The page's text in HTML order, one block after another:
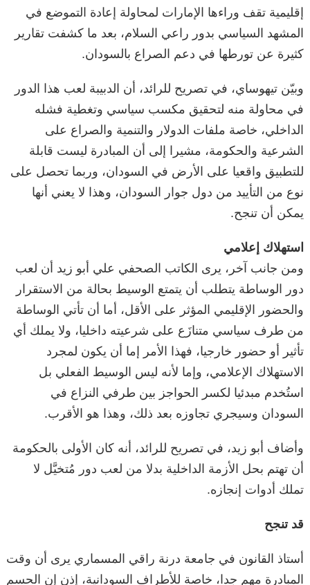
إقليمية تقف وراءها الإمارات لمحاولة إعادة التموضع في
المشهد السياسي بدور راعي السلام، بعد ما كشفت تقارير
كثيرة عن تورطها في دعم الصراع بالسودان.
وبيّن تيهوساي، في تصريح للرائد، أن الدبيبة لعب هذا الدور
في محاولة منه لتحقيق مكسب سياسي وتغطية فشله
الداخلي، خاصة ملفات الدولار والتنمية والصراع على
الشرعية والحكومة، مشيرا إلى أن المبادرة ليست قابلة
للتطبيق واقعيا على الأرض في السودان، وربما تحصل على
نوع من التأييد من دول جوار السودان، وهذا لا يعني أنها
يمكن أن تنجح.
استهلاك إعلامي
ومن جانب آخر، يرى الكاتب الصحفي علي أبو زيد أن لعب
دور الوساطة يتطلب أن يتمتع الوسيط بحالة من الاستقرار
والحضور الإقليمي المؤثر على الأقل، أما أن تأتي الوساطة
من طرف سياسي متنازَع على شرعيته داخليا، ولا يملك أي
تأثير أو حضور خارجيا، فهذا الأمر إما أن يكون لمجرد
الاستهلاك الإعلامي، وإما لأنه ليس الوسيط الفعلي بل
استُخدم مبدئيا لكسر الحواجز بين طرفي النزاع في
السودان وسيجري تجاوزه بعد ذلك، وهذا هو الأقرب.
وأضاف أبو زيد، في تصريح للرائد، أنه كان الأولى بالحكومة
أن تهتم بحل الأزمة الداخلية بدلا من لعب دور مُتخيَّل لا
تملك أدوات إنجازه.
قد تنجح
أستاذ القانون في جامعة درنة راقي المسماري يرى أن وقت
المبادرة مهم جدا، خاصة للأطراف السودانية، إذن إن الحسم